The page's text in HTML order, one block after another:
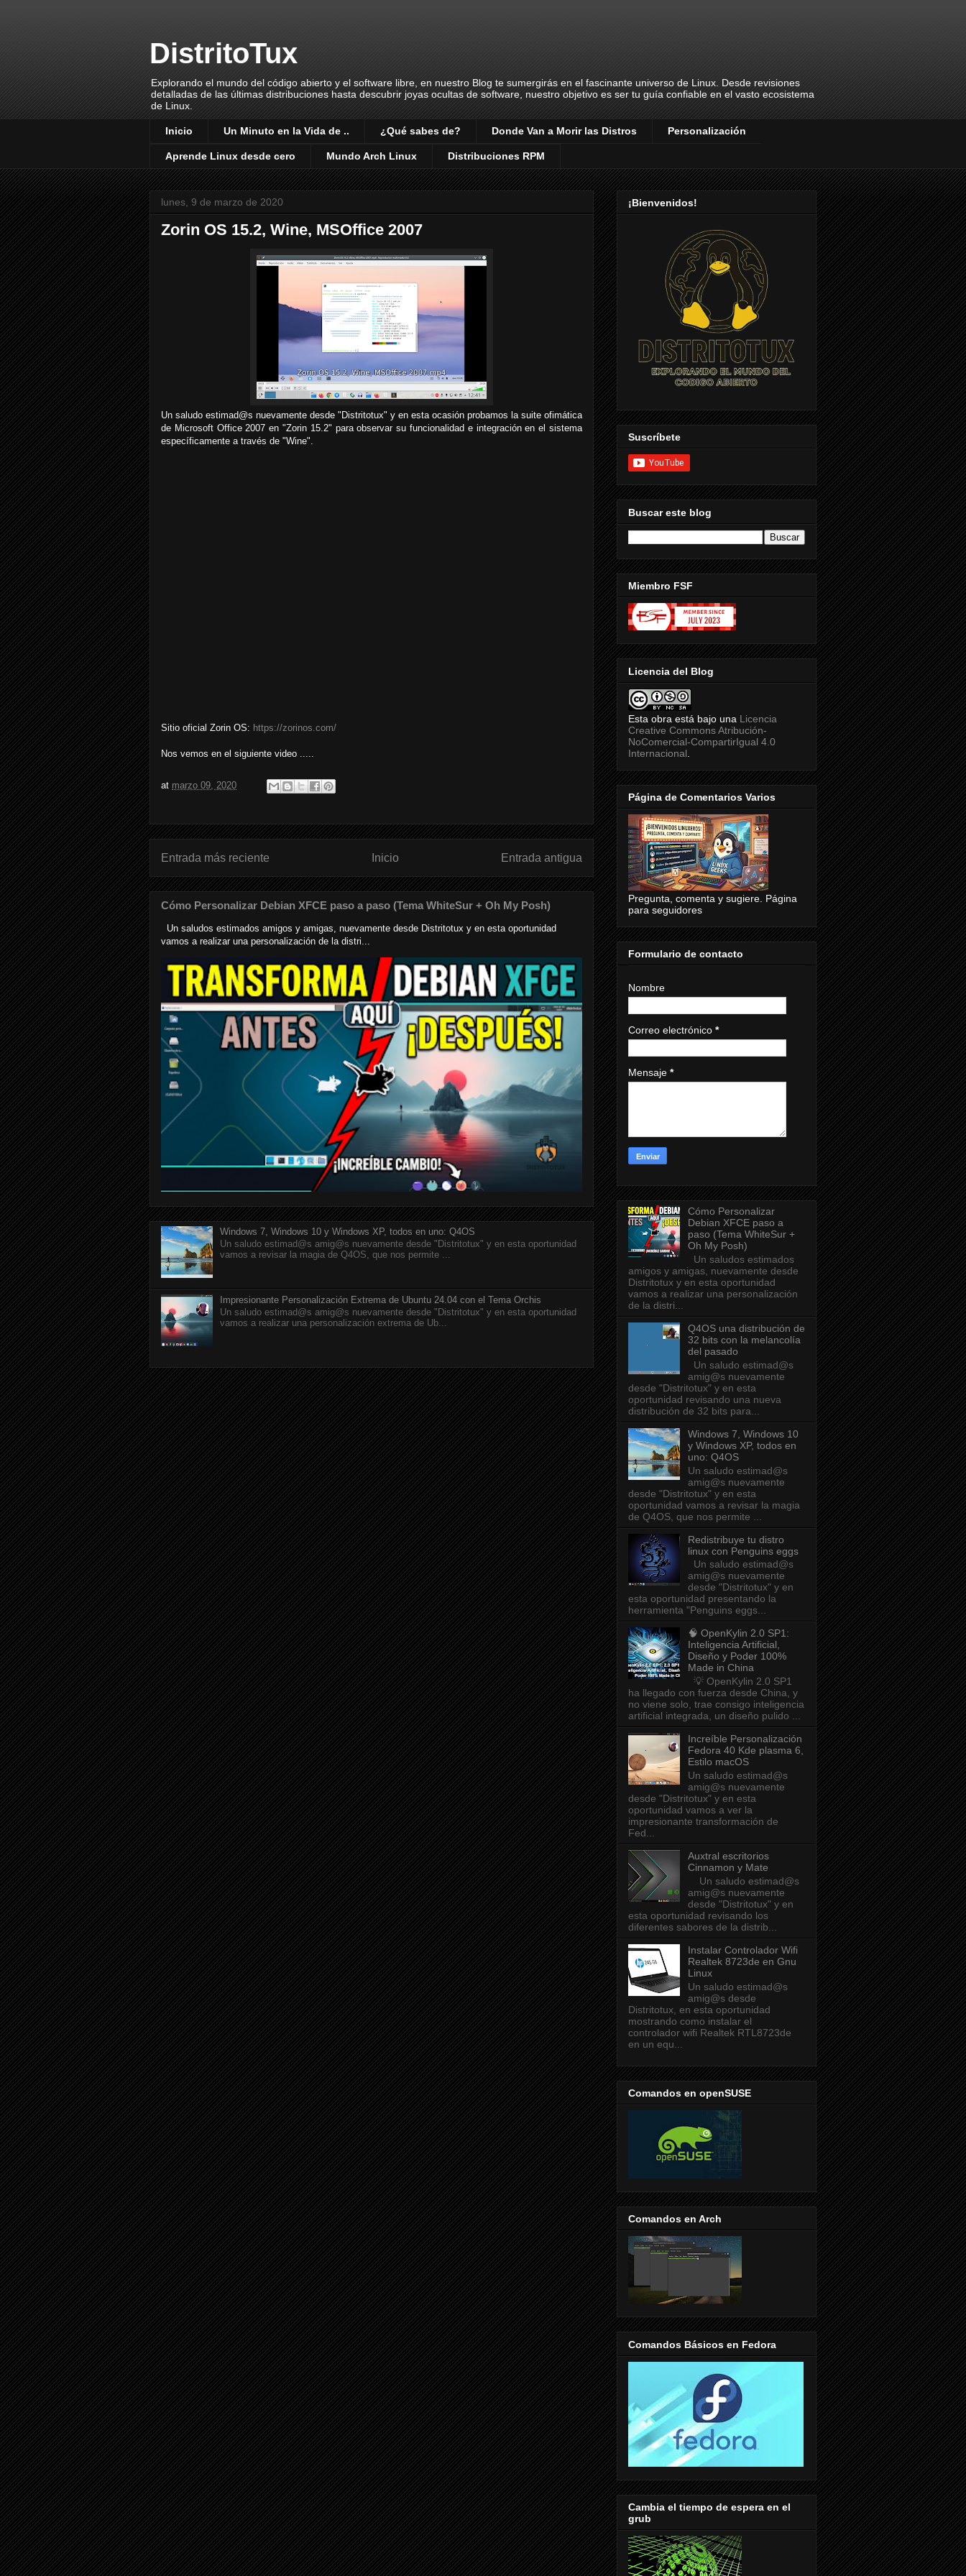
DistritoTux
Explorando el mundo del código abierto y el software libre, en nuestro Blog te sumergirás en el fascinante universo de Linux. Desde revisiones
detalladas de las últimas distribuciones hasta descubrir joyas ocultas de software, nuestro objetivo es ser tu guía confiable en el vasto ecosistema
de Linux.
Inicio Un Minuto en la Vida de .. ¿Qué sabes de? Donde Van a Morir las Distros Personalización
Aprende Linux desde cero Mundo Arch Linux Distribuciones RPM
lunes, 9 de marzo de 2020
Zorin OS 15.2, Wine, MSOffice 2007
Un saludo estimad@s nuevamente desde "Distritotux" y en esta ocasión probamos la suite ofimática
de Microsoft Office 2007 en "Zorin 15.2" para observar su funcionalidad e integración en el sistema
específicamente a través de "Wine".
Sitio oficial Zorin OS: https://zorinos.com/
Nos vemos en el siguiente video .....
at marzo 09, 2020
Entrada más reciente Entrada antigua
Inicio
Cómo Personalizar Debian XFCE paso a paso (Tema WhiteSur + Oh My Posh)
Un saludos estimados amigos y amigas, nuevamente desde Distritotux y en esta oportunidad
vamos a realizar una personalización de la distri...
Windows 7, Windows 10 y Windows XP, todos en uno: Q4OS
Un saludo estimad@s amig@s nuevamente desde "Distritotux" y en esta oportunidad
vamos a revisar la magia de Q4OS, que nos permite ...
Impresionante Personalización Extrema de Ubuntu 24.04 con el Tema Orchis
Un saludo estimad@s amig@s nuevamente desde "Distritotux" y en esta oportunidad
vamos a realizar una personalización extrema de Ub...
¡Bienvenidos!
Suscríbete
Buscar este blog
Miembro FSF
Licencia del Blog
Esta obra está bajo una Licencia
Creative Commons Atribución-
NoComercial-CompartirIgual 4.0
Internacional
Página de Comentarios Varios
Pregunta, comenta y sugiere. Página
para seguidores
Formulario de contacto
Nombre
Correo electrónico *
Mensaje *
Cómo Personalizar
Debian XFCE paso a
paso (Tema WhiteSur +
Oh My Posh)
Un saludos estimados
amigos y amigas, nuevamente desde
Distritotux y en esta oportunidad
vamos a realizar una personalización
de la distri...
Q4OS una distribución de
32 bits con la melancolía
del pasado
Un saludo estimad@s
amig@s nuevamente
desde "Distritotux" y en esta
oportunidad revisando una nueva
distribución de 32 bits para...
Windows 7, Windows 10
y Windows XP, todos en
uno: Q4OS
Un saludo estimad@s
amig@s nuevamente
desde "Distritotux" y en esta
oportunidad vamos a revisar la magia
de Q4OS, que nos permite ...
Redistribuye tu distro
linux con Penguins eggs
Un saludo estimad@s
amig@s nuevamente
desde "Distritotux" y en
esta oportunidad presentando la
herramienta "Penguins eggs...
🧠 OpenKylin 2.0 SP1:
Inteligencia Artificial,
Diseño y Poder 100%
Made in China
💡 OpenKylin 2.0 SP1
ha llegado con fuerza desde China, y
no viene solo, trae consigo inteligencia
artificial integrada, un diseño pulido ...
Increíble Personalización
Fedora 40 Kde plasma 6,
Estilo macOS
Un saludo estimad@s
amig@s nuevamente
desde "Distritotux" y en esta
oportunidad vamos a ver la
impresionante transformación de
Fed...
Auxtral escritorios
Cinnamon y Mate
Un saludo estimad@s
amig@s nuevamente
desde "Distritotux" y en
esta oportunidad revisando los
diferentes sabores de la distrib...
Instalar Controlador Wifi
Realtek 8723de en Gnu
Linux
Un saludo estimad@s
amig@s desde
Distritotux, en esta oportunidad
mostrando como instalar el
controlador wifi Realtek RTL8723de
en un equ...
Comandos en openSUSE
Comandos en Arch
Comandos Básicos en Fedora
Cambia el tiempo de espera en el
grub